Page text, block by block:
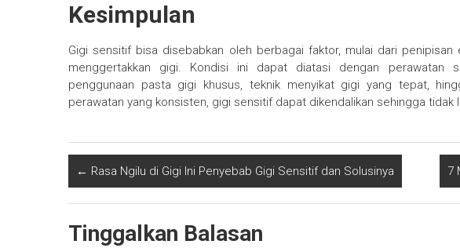
Kesimpulan
Gigi sensitif bisa disebabkan oleh berbagai faktor, mulai dari penipisan
menggertakkan gigi. Kondisi ini dapat diatasi dengan perawatan
penggunaan pasta gigi khusus, teknik menyikat gigi yang tepat,
perawatan yang konsisten, gigi sensitif dapat dikendalikan sehingga tidak
← Rasa Ngilu di Gigi Ini Penyebab Gigi Sensitif dan Solusinya 7
Tinggalkan Balasan